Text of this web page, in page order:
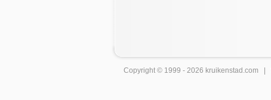
Copyright © 1999 - 2026 kruikenstad .com |